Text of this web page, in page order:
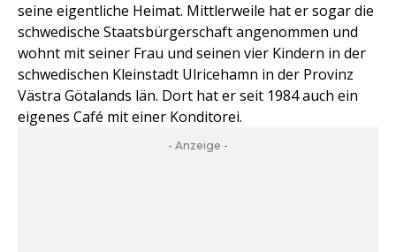
seine eigentliche Heimat. Mittlerweile hat er sogar die
schwedische Staatsbürgerschaft angenommen und
wohnt mit seiner Frau und seinen vier Kindern in der
schwedischen Kleinstadt Ulricehamn in der Provinz
Västra Götalands län. Dort hat er seit 1984 auch ein
eigenes Café mit einer Konditorei.
- Anzeige -